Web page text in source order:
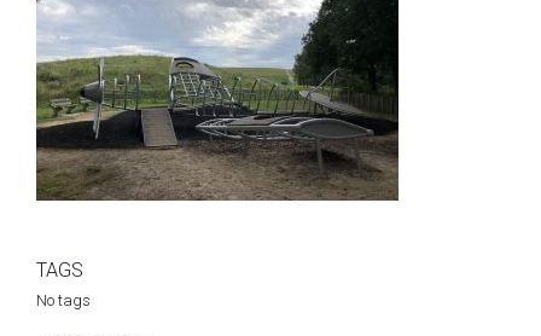
TAGS
No tags